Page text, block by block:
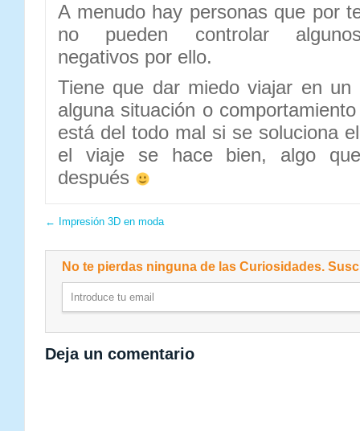
A menudo hay personas que por
no pueden controlar algunos
negativos por ello.
Tiene que dar miedo viajar en
alguna situación o
está del todo mal si se soluciona
el viaje se hace bien, algo
después
← Impresión 3D en moda
No te pierdas ninguna de las Curiosidades.
Deja un comentario